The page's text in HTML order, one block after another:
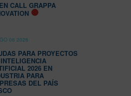
CALL GRAPPA
06 2026
PARA PROYECTOS
2026 EN
PARA
DEL PAÍS